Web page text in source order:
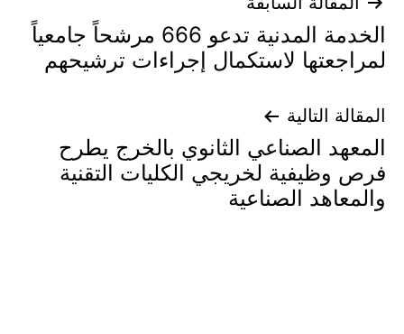
المقالات
الخدمة المدنية تدعو 666 مرشحاً جامعياً
لمراجعتها لاستكمال إجراءات ترشيحهم
المقالة التالية
المعهد الصناعي الثانوي بالخرج يطرح
فرص وظيفية لخريجي الكليات التقنية
والمعاهد الصناعية